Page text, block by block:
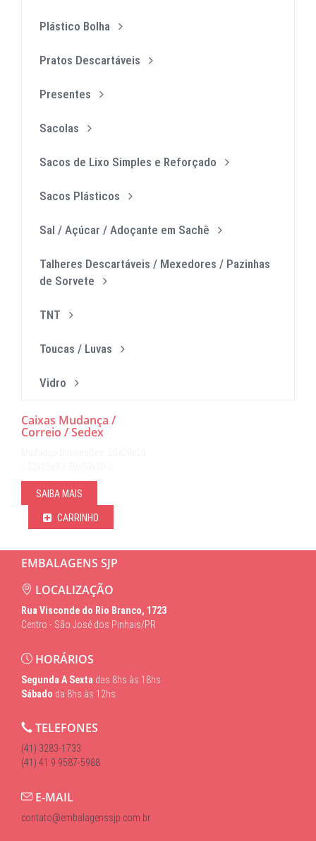
Plástico Bolha
Pratos Descartáveis
Presentes
Sacolas
Sacos de Lixo Simples e Reforçado
Sacos Plásticos
Sal / Açúcar / Adoçante em Sachê
Talheres Descartáveis / Mexedores / Pazinhas
de Sorvete
TNT
Toucas / Luvas
Vidro
Caixas Mudança /
Correio / Sedex
SAIBA MAIS
CARRINHO
EMBALAGENS SJP
LOCALIZAÇÃO
Rua Visconde do Rio Branco, 1723
Centro - São José dos Pinhais/PR
HORÁRIOS
Segunda A Sexta das 8hs às 18hs
Sábado da 8hs às 12hs
TELEFONES
(41) 3283-1733
(41) 41 9 9587-5988
E-MAIL
contato@embalagenssjp.com.br